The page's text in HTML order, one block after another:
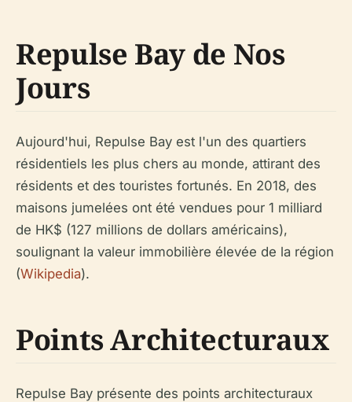
Repulse Bay de Nos
Jours
Aujourd'hui, Repulse Bay est l'un des quartiers
résidentiels les plus chers au monde, attirant des
résidents et des touristes fortunés. En 2018, des
maisons jumelées ont été vendues pour 1 milliard
de HK$ (127 millions de dollars américains),
soulignant la valeur immobilière élevée de la région
(Wikipedia).
Points Architecturaux
Repulse Bay présente des points architecturaux